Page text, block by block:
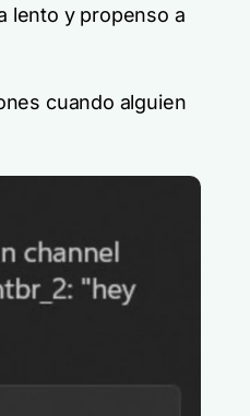
lento y propenso a
cuando alguien